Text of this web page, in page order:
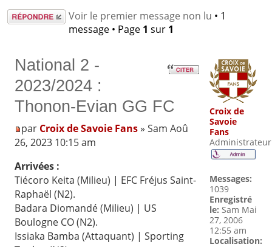
Répondre Voir le premier message non lu • 1
message • Page 1 sur 1
National 2 -
2023/2024 :
Thonon-Evian GG FC
par Croix de Savoie Fans» Sam Aoû
26, 2023 10:15 am
Arrivées :
Tiécoro Keita (Milieu) | EFC Fréjus Saint-
Raphaël (N2).
Badara Diomandé (Milieu) | US
Boulogne CO (N2).
Issiaka Bamba (Attaquant) | Sporting
Croix de
Savoie
Fans
Administrateur
Messages:
1039
Enregistré
le: Sam Mai
27, 2006
12:55 am
Localisation: